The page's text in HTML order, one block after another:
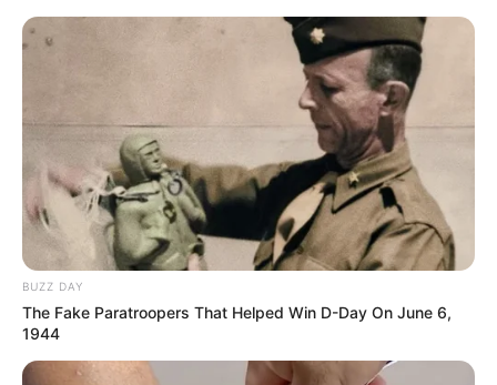
BUZZ DAY
The Fake Paratroopers That Helped Win D-Day On June 6,
1944